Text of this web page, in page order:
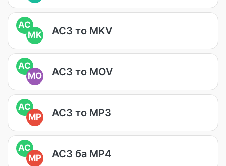
AC
MK
AC3 то MKV
AC
MO
AC3 то MOV
AC
MP
AC3 то MP3
AC
MP
AC3 ба MP4